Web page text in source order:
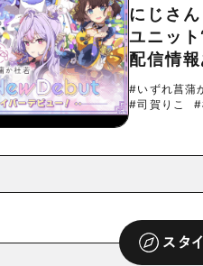
にじさ
ユニッ
配信情報
#いずれ菖蒲
#司賀りこ
#
スタ